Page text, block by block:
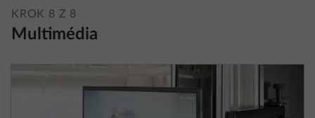
KROK 8 Z 8
Multimédia